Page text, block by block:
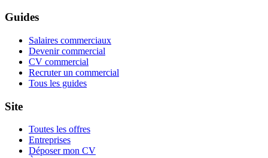
Guides
Salaires commerciaux
Devenir commercial
CV commercial
Recruter un commercial
Tous les guides
Site
Toutes les offres
Entreprises
Déposer mon CV